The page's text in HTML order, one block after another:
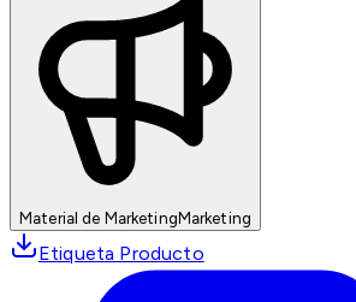
Material de MarketingMarketing
Etiqueta Producto